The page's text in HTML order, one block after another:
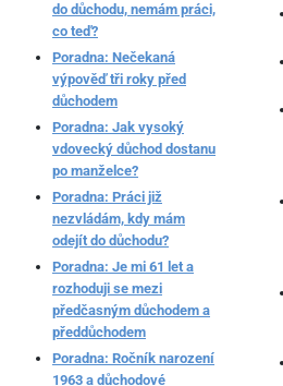
do důchodu, nemám práci,
co teď?
Poradna: Nečekaná
výpověď tři roky před
důchodem
Poradna: Jak vysoký
vdovecký důchod dostanu
po manželce?
Poradna: Práci již
nezvládám, kdy mám
odejít do důchodu?
Poradna: Je mi 61 let a
rozhoduji se mezi
předčasným důchodem a
předdůchodem
Poradna: Ročník narození
1963 a důchodové